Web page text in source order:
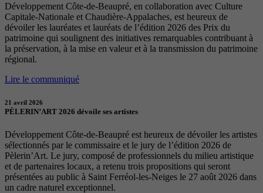
Développement Côte-de-Beaupré, en collaboration avec Culture
Capitale-Nationale et Chaudière-Appalaches, est heureux de
dévoiler les lauréates et lauréats de l’édition 2026 des Prix du
patrimoine qui soulignent des initiatives remarquables contribuant à
la préservation, à la mise en valeur et à la transmission du patrimoine
régional.
Lire le communiqué
21 avril 2026
PÈLERIN’ART 2026 dévoile ses artistes
Développement Côte-de-Beaupré est heureux de dévoiler les artistes
sélectionnés par le commissaire et le jury de l’édition 2026 de
Pèlerin’Art. Le jury, composé de professionnels du milieu artistique
et de partenaires locaux, a retenu trois propositions qui seront
présentées au public à Saint Ferréol-les-Neiges le 27 août 2026 dans
un cadre naturel exceptionnel.